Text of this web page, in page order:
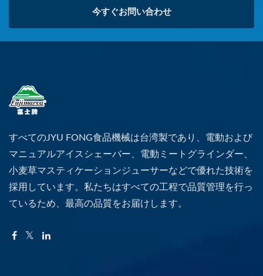
今すぐお問い合わせ
すべてのJYU FONG食品機械は台湾製であり、電動および
マニュアルアイスシェーバー、電動ミートグラインダー、
小麦草マスティケーションジューサーなどで優れた技術を
採用しています。私たちはすべての工程で品質管理を行っ
ているため、最高の品質をお届けします。